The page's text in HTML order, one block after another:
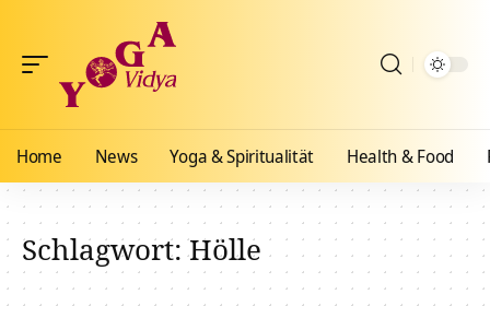
Home News Yoga & Spiritualität Health & Food
Schlagwort:Hölle